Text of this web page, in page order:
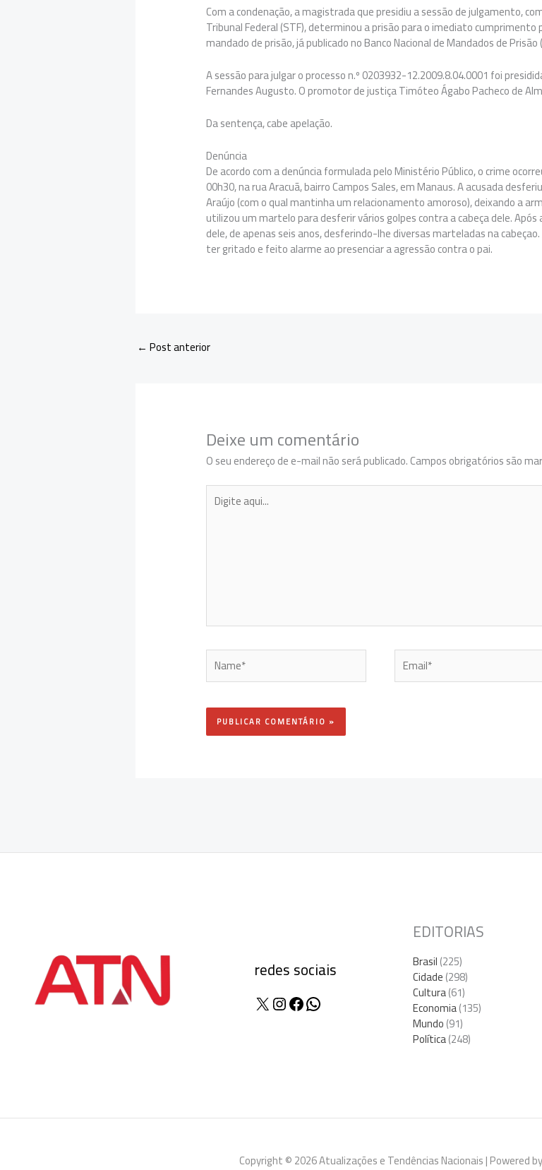
Com a condenação, a magistrada que presidiu a sessão de julgamento,
Tribunal Federal (STF), determinou a prisão para o imediato cumprimento
mandado de prisão, já publicado no Banco Nacional de Mandados de Prisão
A sessão para julgar o processo n.º 0203932-12.2009.8.04.0001 foi
Fernandes Augusto. O promotor de justiça Timóteo Ágabo Pacheco de
Da sentença, cabe apelação.
Denúncia
De acordo com a denúncia formulada pelo Ministério Público, o crime
00h30, na rua Aracuã, bairro Campos Sales, em Manaus. A acusada
Araújo (com o qual mantinha um relacionamento amoroso), deixando a
utilizou um martelo para desferir vários golpes contra a cabeça dele.
dele, de apenas seis anos, desferindo-lhe diversas marteladas na
ter gritado e feito alarme ao presenciar a agressão contra o pai.
← Post anterior
Deixe um comentário
O seu endereço de e-mail não será publicado.Campos obrigatórios são
Digite
aqui...
Name* Email*
redes sociais
X Instagram
Facebook
WhatsApp
EDITORIAS
Brasil(225)
Cidade(298)
Cultura(61)
Economia(135)
Mundo(91)
Política(248)
Copyright © 2026 Atualizações e Tendências Nacionais | Powered